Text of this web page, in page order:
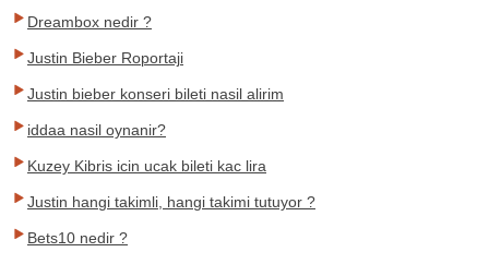
Dreambox nedir ?
Justin Bieber Roportaji
Justin bieber konseri bileti nasil alirim
iddaa nasil oynanir?
Kuzey Kibris icin ucak bileti kac lira
Justin hangi takimli, hangi takimi tutuyor ?
Bets10 nedir ?